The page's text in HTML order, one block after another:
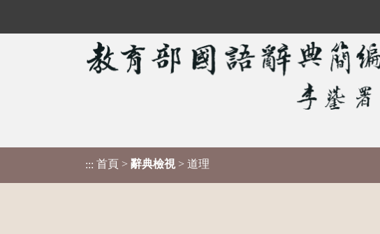
::: 首頁 > 辭典檢視 > 道理